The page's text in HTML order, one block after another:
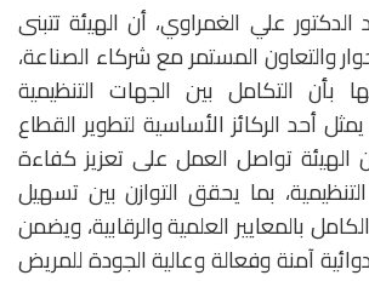
الدكتور علي الغمراوي، أن الهيئة تتبنى
والتعاون المستمر مع شركاء الصناعة،
بأن التكامل بين الجهات التنظيمية
أحد الركائز الأساسية لتطوير القطاع
الهيئة تواصل العمل على تعزيز كفاءة
بما يحقق التوازن بين تسهيل
الكامل بالمعايير العلمية والرقابية، ويضمن
آمنة وفعالة وعالية الجودة للمريض